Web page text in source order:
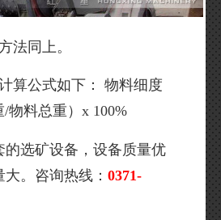
法同上。
算公式如下： 物料细度
物料总重）x 100%
的选矿设备，设备质量优
大。咨询热线：0371-